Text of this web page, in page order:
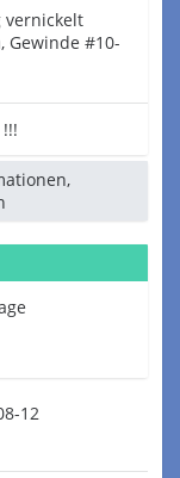
vernickelt
Gewinde #10-
12